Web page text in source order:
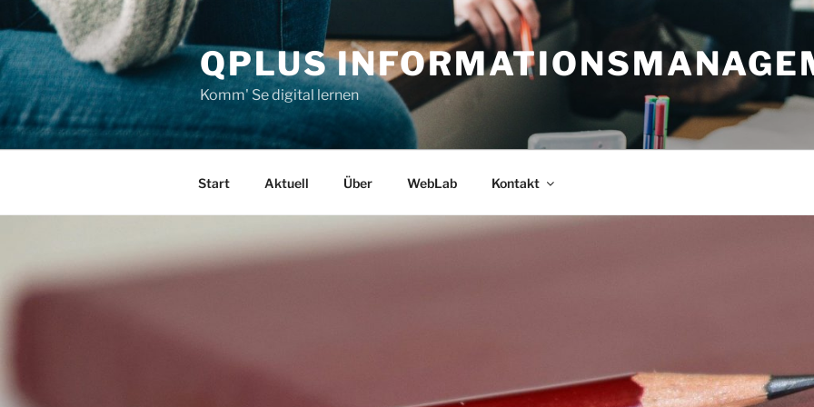
Inhalt
springen
QPLUS
Komm' Se digital lernen
Start Aktuell Über WebLab Kontakt